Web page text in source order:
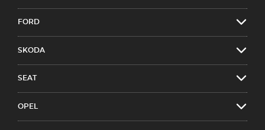
FORD
SKODA
SEAT
OPEL